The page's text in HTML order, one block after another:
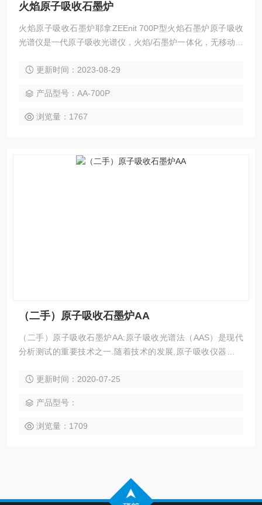
火焰原子吸收石墨炉
火焰原子吸收石墨炉耶拿ZEEnit 700P型火焰石墨炉原子吸收
光谱仪是一代原子吸收光谱仪，火焰/石墨炉一体化，无移动式
热、三磁场可调整磁场强度的赛曼和氘空心阴极灯双背景校正
更新时间：2023-08-29
产品型号：AA-700P
浏览量：1767
（二手）原子吸收石墨炉AA
（二手）原子吸收石墨炉AA:原子吸收光谱法（AAS）是现代
分析测试的重要技术之一.随着技术的发展,原子吸收仪器仍在
使高背景下原子吸收测定成为可能. 原子吸收光谱仪可测定多
更新时间：2020-07-25
产品型号：
浏览量：1709